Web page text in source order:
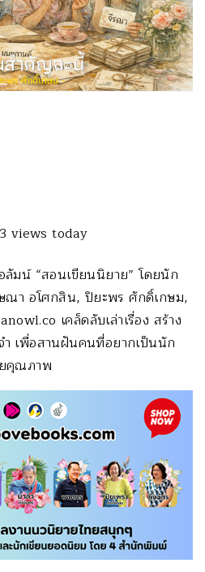
views today
ลัมน์ “สอนเขียนนิยาย” โดยนัก
ณา อโศกสิน, ปิยะพร ศักดิ์เกษม,
เคล็ดลับเล่าเรื่อง สร้าง
เพื่อสานฝันคนที่อยากเป็นนัก
คุณภาพ